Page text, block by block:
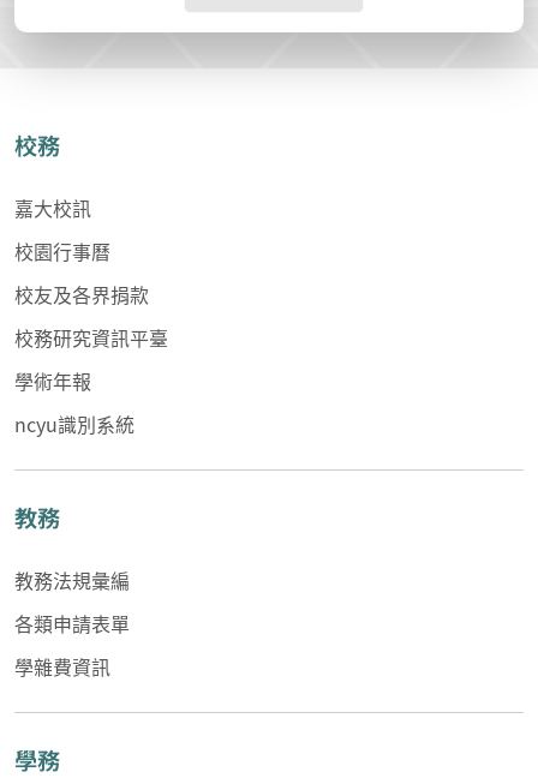
校務
嘉大校訊
校園行事曆
校友及各界捐款
校務研究資訊平臺
學術年報
ncyu識別系統
教務
教務法規彙編
各類申請表單
學雜費資訊
學務